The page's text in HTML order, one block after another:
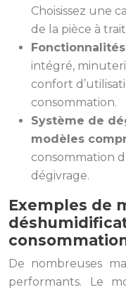
Choisissez une
de la pièce à
intégré,
confort
consommation.
Système de
modèles
consommation
dégivrage.
Exemples de
De nombreuses
performants. Le